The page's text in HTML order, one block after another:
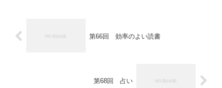
第66回 効率のよい読書
第68回 占い